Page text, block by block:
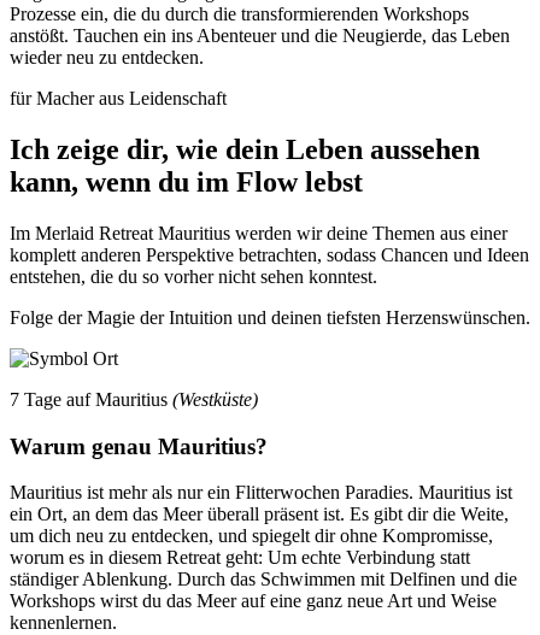
Prozesse ein, die du durch die transformierenden Workshops
anstößt. Tauchen ein ins Abenteuer und die Neugierde, das Leben
wieder neu zu entdecken.
für Macher aus Leidenschaft
Ich zeige dir, wie dein Leben aussehen
kann, wenn du im Flow lebst
Im Merlaid Retreat Mauritius werden wir deine Themen aus einer
komplett anderen Perspektive betrachten, sodass Chancen und Ideen
entstehen, die du so vorher nicht sehen konntest.
Folge der Magie der Intuition und deinen tiefsten Herzenswünschen.
7 Tage auf Mauritius (Westküste)
Warum genau Mauritius?
Mauritius ist mehr als nur ein Flitterwochen Paradies. Mauritius ist
ein Ort, an dem das Meer überall präsent ist. Es gibt dir die Weite,
um dich neu zu entdecken, und spiegelt dir ohne Kompromisse,
worum es in diesem Retreat geht: Um echte Verbindung statt
ständiger Ablenkung. Durch das Schwimmen mit Delfinen und die
Workshops wirst du das Meer auf eine ganz neue Art und Weise
kennenlernen.